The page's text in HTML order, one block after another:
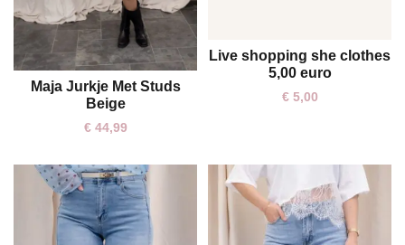
XS S XL
Maja Jurkje Met Studs
Beige
€44,99
One size
Live shopping she clothes
5,00 euro
€5,00